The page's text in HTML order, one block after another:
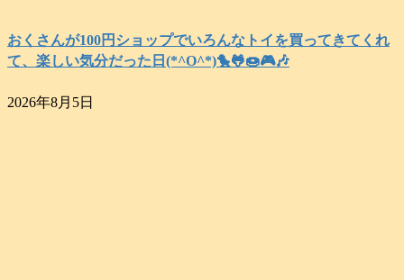
おくさんが100円ショップでいろんなトイを買ってきてくれ
て、楽しい気分だった日(*^O^*)🐤🐸🍩🎮️🎶
2026年8月5日